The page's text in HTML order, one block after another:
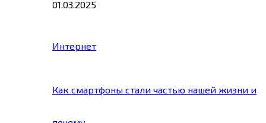
01.03.2025
Интернет
Как смартфоны стали частью нашей жизни и